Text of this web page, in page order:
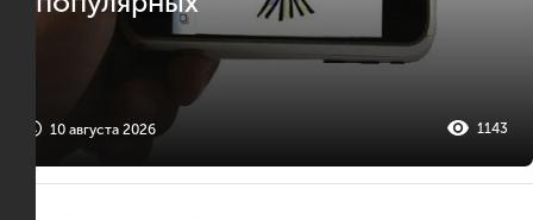
10 августа 2026 1143